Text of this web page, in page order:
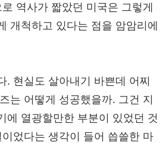
역사가 짧았던 미국은 그렇게
개척하고 있다는 점을 암암리에
. 현실도 살아내기 바쁜데 어찌
는 어떻게 성공했을까. 그건 지
에 열광할만한 부분이 있었던 것
었다는 생각이 들어 씁쓸한 마